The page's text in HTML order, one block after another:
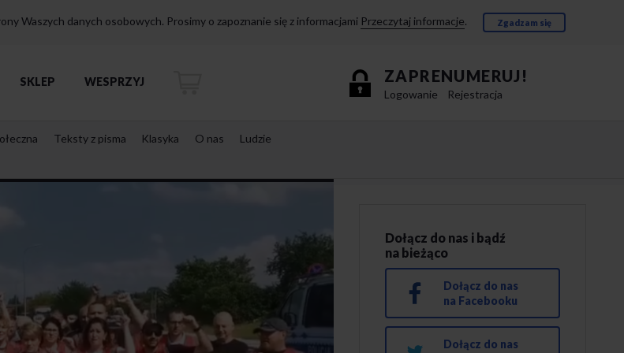
Waszych danych osobowych. Prosimy o zapoznanie się z informacjami Przeczytaj informacje. Zgadzam się
ZAPRENUMERUJ!
Logowanie Rejestracja
SKLEP WESPRZYJ
Teksty z pisma Klasyka O nas
Ludzie
Dołącz do nas i bądź
na bieżąco
Dołącz do nas
na Facebooku
Dołącz do nas